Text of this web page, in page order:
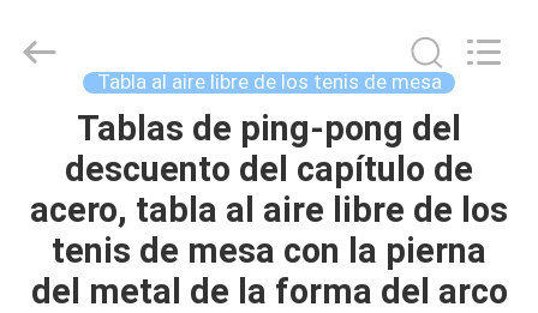
CASA
PRODUCTOS
Guangzhou
Dunya
Tabla al aire libre de los tenis de mesa
Tablas de ping-pong del
descuento del capítulo de
acero, tabla al aire libre de los
tenis de mesa con la pierna
del metal de la forma del arco